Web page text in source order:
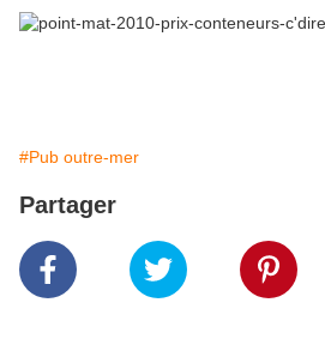
#Pub outre-mer
Partager